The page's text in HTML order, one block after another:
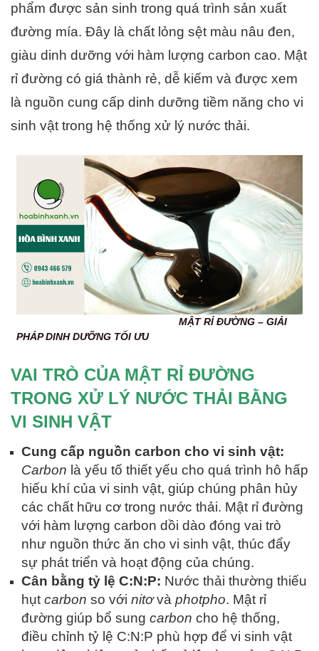
phẩm được sản sinh trong quá trình sản xuất
đường mía. Đây là chất lỏng sệt màu nâu đen,
giàu dinh dưỡng với hàm lượng carbon cao. Mật
rỉ đường có giá thành rẻ, dễ kiếm và được xem
là nguồn cung cấp dinh dưỡng tiềm năng cho vi
sinh vật trong hệ thống xử lý nước thải.
MẬT RỈ ĐƯỜNG – GIẢI
PHÁP DINH DƯỠNG TỐI ƯU
VAI TRÒ CỦA MẬT RỈ ĐƯỜNG
TRONG XỬ LÝ NƯỚC THẢI BẰNG
VI SINH VẬT
Cung cấp nguồn carbon cho vi sinh vật:
Carbon là yếu tố thiết yếu cho quá trình hô hấp
hiếu khí của vi sinh vật, giúp chúng phân hủy
các chất hữu cơ trong nước thải. Mật rỉ đường
với hàm lượng carbon dồi dào đóng vai trò
như nguồn thức ăn cho vi sinh vật, thúc đẩy
sự phát triển và hoạt động của chúng.
Cân bằng tỷ lệ C:N:P: Nước thải thường thiếu
hụt carbon so với nitơvà photpho. Mật rỉ
đường giúp bổ sung carbon cho hệ thống,
điều chỉnh tỷ lệ C:N:P phù hợp để vi sinh vật